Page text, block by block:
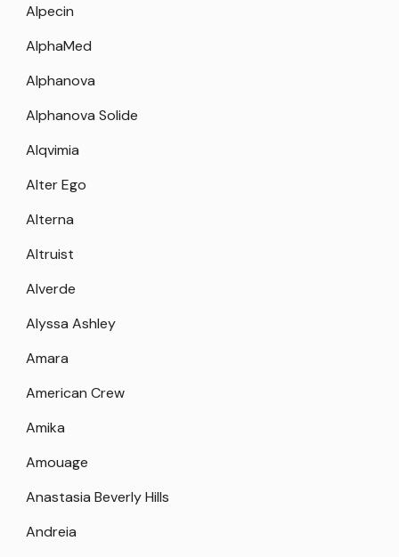
Alpecin
AlphaMed
Alphanova
Alphanova Solide
Alqvimia
Alter Ego
Alterna
Altruist
Alverde
Alyssa Ashley
Amara
American Crew
Amika
Amouage
Anastasia Beverly Hills
Andreia